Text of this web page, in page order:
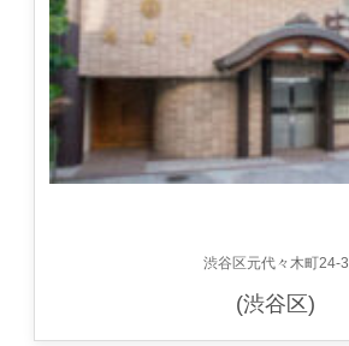
渋谷区元代々木町24-3
(渋谷区)